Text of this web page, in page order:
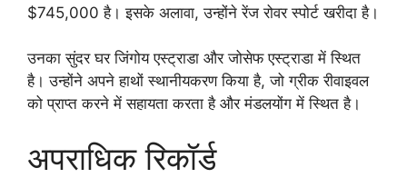
$745,000 है। इसके अलावा, उन्होंने रेंज रोवर स्पोर्ट खरीदा है।
उनका सुंदर घर जिंगोय एस्ट्राडा और जोसेफ एस्ट्राडा में स्थित
है। उन्होंने अपने हाथों स्थानीयकरण किया है, जो ग्रीक रीवाइवल
को प्राप्त करने में सहायता करता है और मंडलयोंग में स्थित है।
अपराधिक रिकॉर्ड